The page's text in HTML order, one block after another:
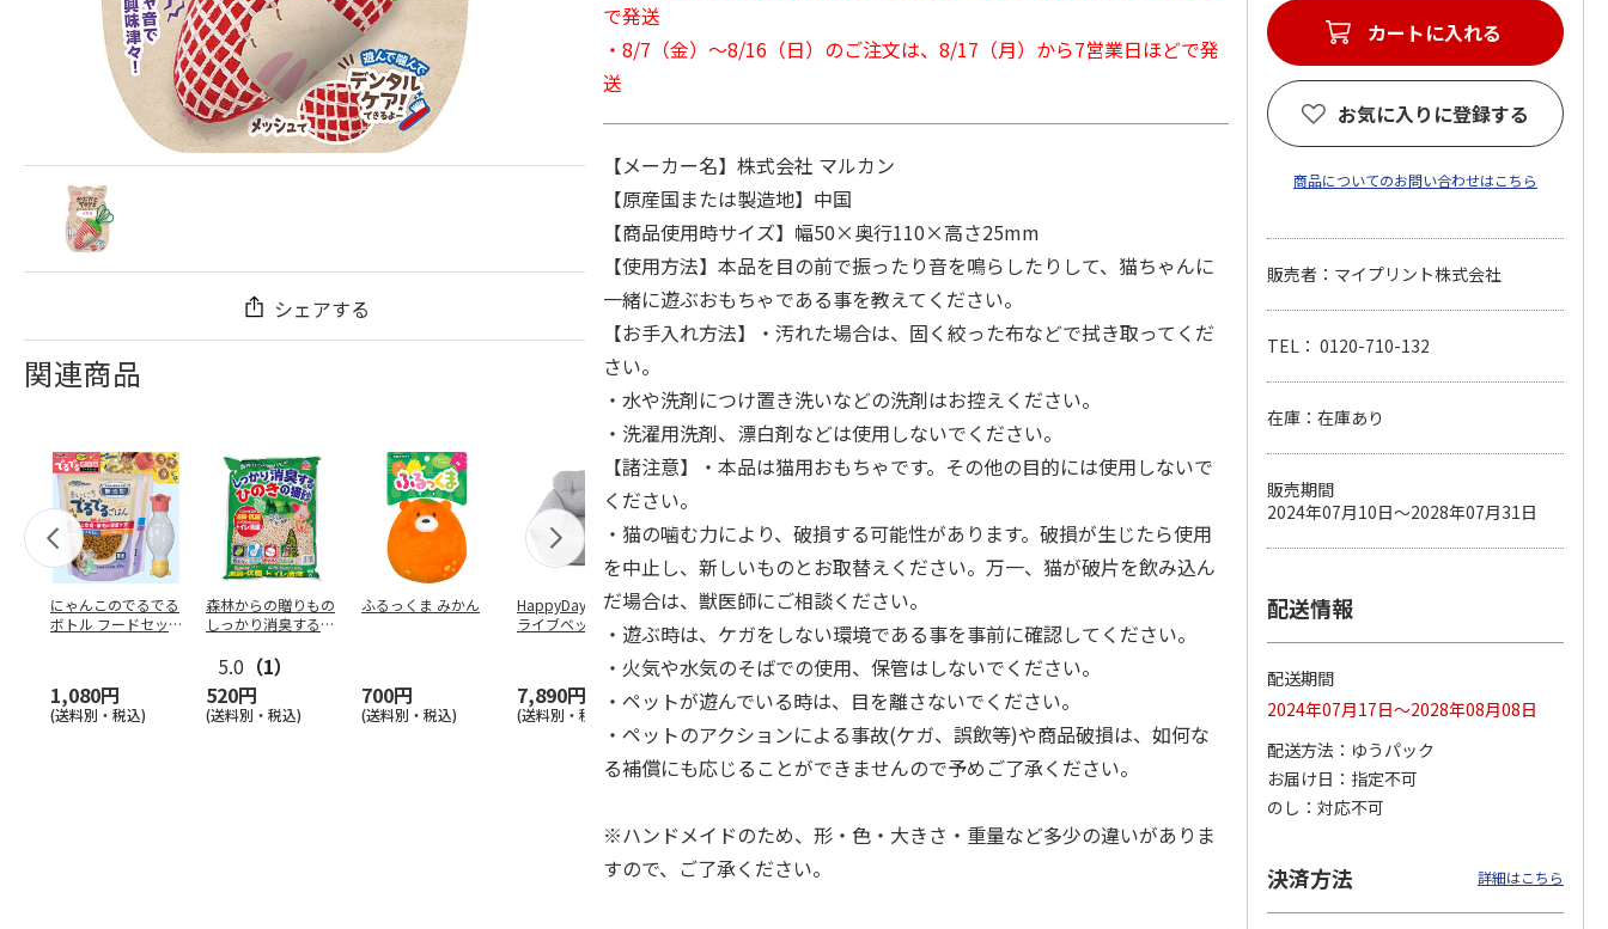
シェアする
関連商品
にゃんこのでるでる
ボトル フードセッ
1,080円
(送料別・税込)
森林からの贈りもの
しっかり消臭するひ
5.0 （1）
520円
(送料別・税込)
ふるっくま みかん
700円
(送料別・税込)
HappyDays 2wayド
ライブベッド グレ
7,890円
(送料別・税込)
獣医師開発 ニオイ
をとる砂専用 猫ト
イレ ナチュラルグ
レー
1,550円
(送料別・税込)
デオトイレ 飛び散
らない消臭・抗菌サ
ンド 4L
1,320円
(送料別・税込)
チ 健康に育つ子ね
こ用 まぐろ・かつ
おに…
120円
(送料別・税込)
ムデンタルコーン
ぐるぐるボーン型 S
ペット線香 虹のか
なた フルーティフ
ローラルの香り
590円
(送料別・税込)
えBOX とりささ…
380円
(送料別・税込)
で発送
・8/7（金）～8/16（日）のご注文は、8/17（月）から7営業日ほどで発
送
【メーカー名】株式会社 マルカン
【原産国または製造地】中国
【商品使用時サイズ】幅50×奥行110×高さ25mm
【使用方法】本品を目の前で振ったり音を鳴らしたりして、猫ちゃんに
一緒に遊ぶおもちゃである事を教えてください。
【お手入れ方法】・汚れた場合は、固く絞った布などで拭き取ってくだ
さい。
・水や洗剤につけ置き洗いなどの洗剤はお控えください。
・洗濯用洗剤、漂白剤などは使用しないでください。
【諸注意】・本品は猫用おもちゃです。その他の目的には使用しないで
ください。
・猫の噛む力により、破損する可能性があります。破損が生じたら使用
を中止し、新しいものとお取替えください。万一、猫が破片を飲み込ん
だ場合は、獣医師にご相談ください。
・遊ぶ時は、ケガをしない環境である事を事前に確認してください。
・火気や水気のそばでの使用、保管はしないでください。
・ペットが遊んでいる時は、目を離さないでください。
・ペットのアクションによる事故(ケガ、誤飲等)や商品破損は、如何な
る補償にも応じることができませんので予めご了承ください。
※ハンドメイドのため、形・色・大きさ・重量など多少の違いがありま
すので、ご了承ください。
カートに入れる
お気に入りに登録する
商品についてのお問い合わせはこちら
販売者：マイプリント株式会社
TEL： 0120-710-132
在庫：在庫あり
販売期間
2024年07月10日～2028年07月31日
配送情報
配送期間
2024年07月17日～2028年08月08日
配送方法
ゆうパック
お届け日
指定不可
のし
対応不可
決済方法 詳細はこちら